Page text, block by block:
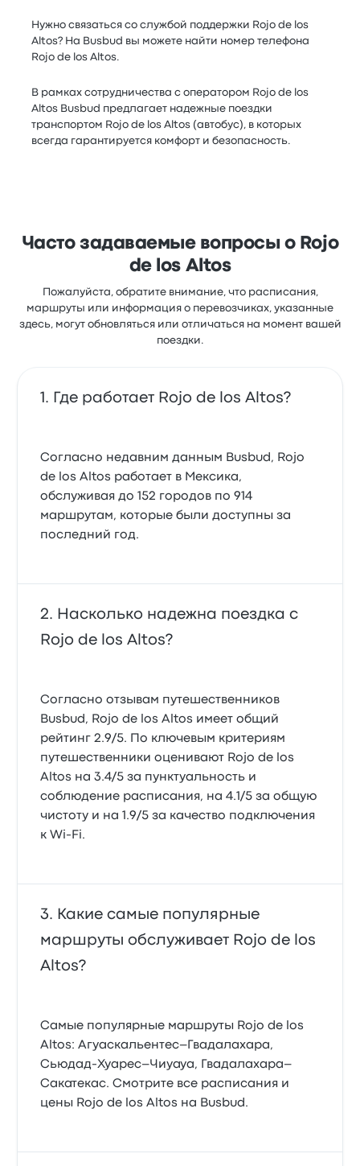
Нужно связаться со службой поддержки Rojo de los
Altos? На Busbud вы можете найти номер телефона
Rojo de los Altos.
В рамках сотрудничества с оператором Rojo de los
Altos Busbud предлагает надежные поездки
транспортом Rojo de los Altos (автобус), в которых
всегда гарантируется комфорт и безопасность.
Часто задаваемые вопросы о Rojo
de los Altos
Пожалуйста, обратите внимание, что расписания,
маршруты или информация о перевозчиках, указанные
здесь, могут обновляться или отличаться на момент вашей
поездки.
Где работает Rojo de los Altos?
Согласно недавним данным Busbud, Rojo
de los Altos работает в Мексика,
обслуживая до 152 городов по 914
маршрутам, которые были доступны за
последний год.
Насколько надежна поездка с
Rojo de los Altos?
Согласно отзывам путешественников
Busbud, Rojo de los Altos имеет общий
рейтинг 2.9/5. По ключевым критериям
путешественники оценивают Rojo de los
Altos на 3.4/5 за пунктуальность и
соблюдение расписания, на 4.1/5 за общую
чистоту и на 1.9/5 за качество подключения
к Wi-Fi.
Какие самые популярные
маршруты обслуживает Rojo de los
Altos?
Самые популярные маршруты Rojo de los
Altos: Агуаскальентес–Гвадалахара,
Сьюдад-Хуарес–Чиуауа, Гвадалахара–
Сакатекас. Смотрите все расписания и
цены Rojo de los Altos на Busbud.